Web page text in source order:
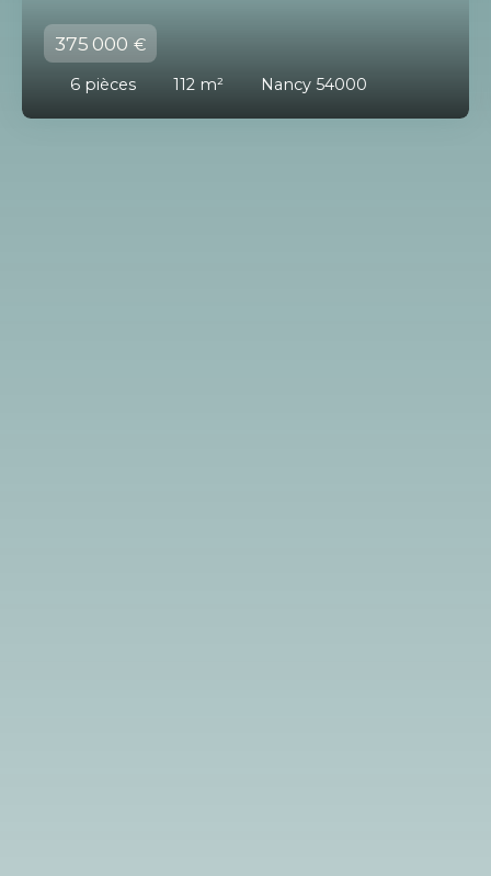
375 000 €
6 pièces 112 m² Nancy 54000